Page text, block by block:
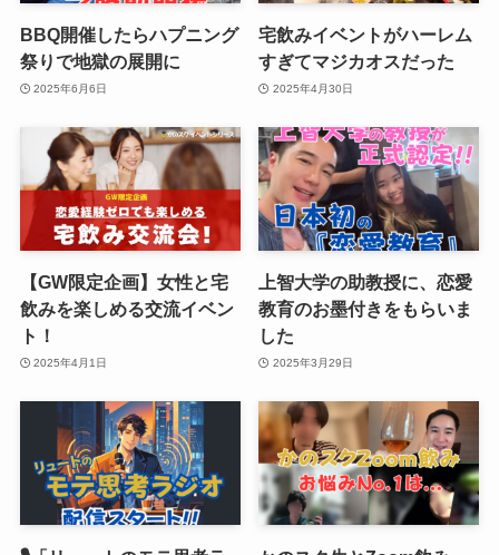
BBQ開催したらハプニング
祭りで地獄の展開に
2025年6月6日
宅飲みイベントがハーレム
すぎてマジカオスだった
2025年4月30日
【GW限定企画】女性と宅
飲みを楽しめる交流イベン
ト！
2025年4月1日
上智大学の助教授に、恋愛
教育のお墨付きをもらいま
した
2025年3月29日